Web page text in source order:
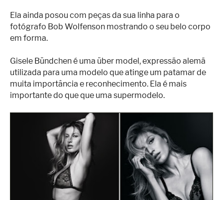
Saúde
Ensaios
Moda
Praia
Contato
Ela ainda posou com peças da sua linha para o
fotógrafo Bob Wolfenson mostrando o seu belo corpo
em forma.
Gisele Bündchen é uma über model, expressão alemã
utilizada para uma modelo que atinge um patamar de
muita importância e reconhecimento. Ela é mais
importante do que que uma supermodelo.